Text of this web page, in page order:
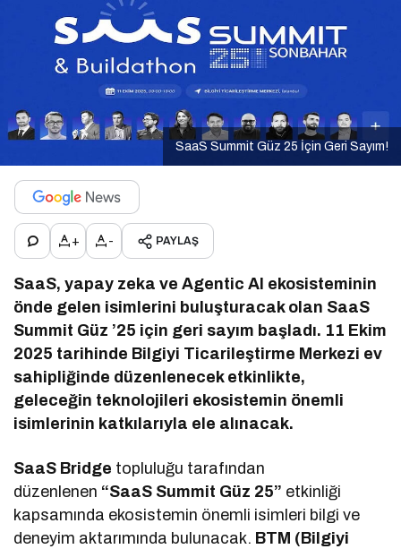
SaaS Summit Güz 25 İçin Geri Sayım!
+ - PAYLAŞ
SaaS, yapay zeka ve Agentic AI ekosisteminin
önde gelen isimlerini buluşturacak olan SaaS
Summit Güz ’25 için geri sayım başladı. 11 Ekim
2025 tarihinde Bilgiyi Ticarileştirme Merkezi ev
sahipliğinde düzenlenecek etkinlikte,
geleceğin teknolojileri ekosistemin önemli
isimlerinin katkılarıyla ele alınacak.
SaaS Bridge topluluğu tarafından
düzenlenen “SaaS Summit Güz 25” etkinliği
kapsamında ekosistemin önemli isimleri bilgi ve
deneyim aktarımında bulunacak. BTM (Bilgiyi